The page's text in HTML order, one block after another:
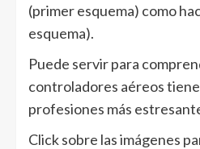
(primer esquema) como
esquema).
Puede servir para
controladores aéreos
profesiones más
Click sobre las imágenes